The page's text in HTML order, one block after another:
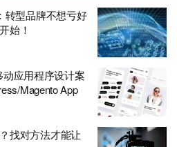
转型品牌不想亏好
始！
应用程序设计案
Magento App
找对方法才能让